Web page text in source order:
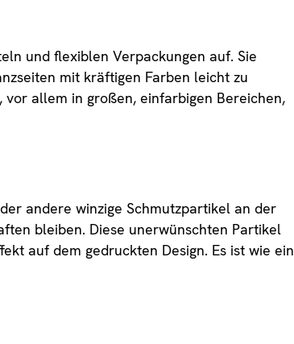
und flexiblen Verpackungen auf. Sie
mit kräftigen Farben leicht zu
vor allem in großen, einfarbigen Bereichen,
andere winzige Schmutzpartikel an der
bleiben. Diese unerwünschten Partikel
auf dem gedruckten Design. Es ist wie ein